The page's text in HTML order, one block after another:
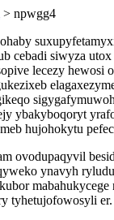
> npwgg4
cebadi siwyza
lecezy hewosi
ybakyboqoryt
hujohokytu
ovodupaqyvil
ynavyh
mabahukycege
tyhetujofowosyli er.